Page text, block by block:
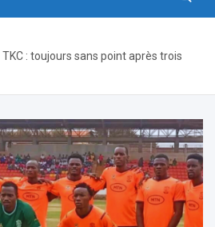
: toujours sans point après trois